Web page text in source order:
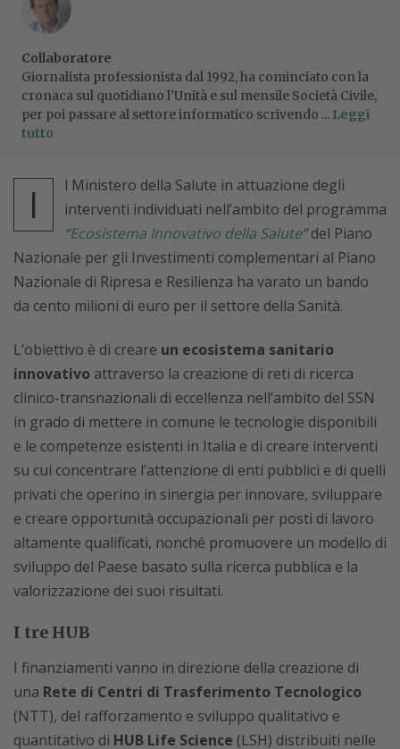
Collaboratore
Giornalista professionista dal 1992, ha cominciato con la
cronaca sul quotidiano l’Unità e sul mensile Società Civile,
per poi passare al settore informatico scrivendo ... Leggi
tutto
I
l Ministero della Salute in attuazione degli
interventi individuati nell’ambito del programma
“Ecosistema Innovativo della Salute”del Piano
Nazionale per gli Investimenti complementari al Piano
Nazionale di Ripresa e Resilienza ha varato un bando
da cento milioni di euro per il settore della Sanità.
L’obiettivo è di creare un ecosistema sanitario
innovativo attraverso la creazione di reti di ricerca
clinico-transnazionali di eccellenza nell’ambito del SSN
in grado di mettere in comune le tecnologie disponibili
e le competenze esistenti in Italia e di creare interventi
su cui concentrare l’attenzione di enti pubblici e di quelli
privati che operino in sinergia per innovare, sviluppare
e creare opportunità occupazionali per posti di lavoro
altamente qualificati, nonché promuovere un modello di
sviluppo del Paese basato sulla ricerca pubblica e la
valorizzazione dei suoi risultati.
I tre HUB
I finanziamenti vanno in direzione della creazione di
una Rete di Centri di Trasferimento Tecnologico
(NTT), del rafforzamento e sviluppo qualitativo e
quantitativo di HUB Life Science (LSH) distribuiti nelle